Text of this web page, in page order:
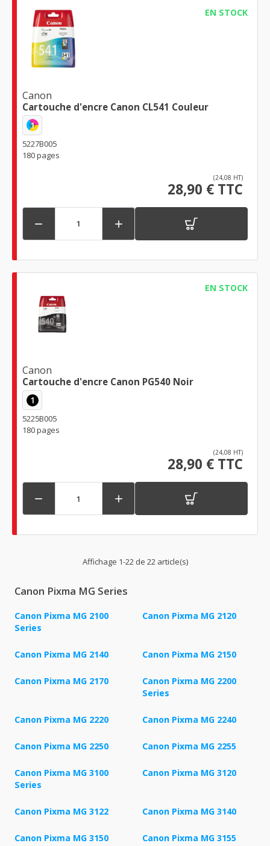
EN STOCK
Canon
Cartouche d'encre Canon CL541 Couleur
1
5227B005
180 pages
(24,08 HT)
28,90 € TTC
 
EN STOCK
Canon
Cartouche d'encre Canon PG540 Noir
1
5225B005
180 pages
(24,08 HT)
28,90 € TTC
 
Affichage 1-22 de 22 article(s)
Canon Pixma MG Series
Canon Pixma MG 2100
Series
Canon Pixma MG 2120
Canon Pixma MG 2140 Canon Pixma MG 2150
Canon Pixma MG 2170
Canon Pixma MG 2200
Series
Canon Pixma MG 2220 Canon Pixma MG 2240
Canon Pixma MG 2250 Canon Pixma MG 2255
Canon Pixma MG 3100
Series
Canon Pixma MG 3120
Canon Pixma MG 3122 Canon Pixma MG 3140
Canon Pixma MG 3150 Canon Pixma MG 3155